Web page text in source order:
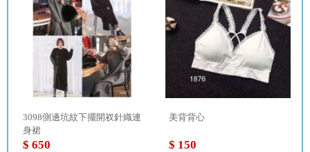
3098側邊坑紋下擺開衩針織連
身裙
$ 650
美背背心
$ 150